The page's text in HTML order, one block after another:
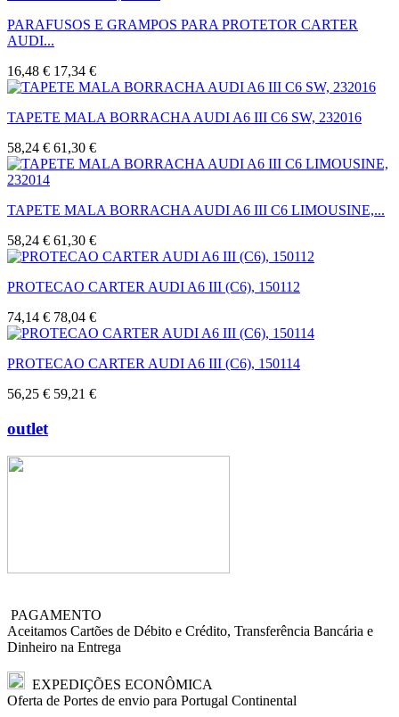
PARAFUSOS E GRAMPOS PARA PROTETOR CARTER
AUDI...
16,48 € 17,34 €
TAPETE MALA BORRACHA AUDI A6 III C6 SW, 232016
58,24 € 61,30 €
TAPETE MALA BORRACHA AUDI A6 III C6 LIMOUSINE,...
58,24 € 61,30 €
PROTECAO CARTER AUDI A6 III (C6), 150112
74,14 € 78,04 €
PROTECAO CARTER AUDI A6 III (C6), 150114
56,25 € 59,21 €
outlet
PAGAMENTO
Aceitamos Cartões de Débito e Crédito, Transferência Bancária e
Dinheiro na Entrega
EXPEDIÇÕES ECONÔMICA
Oferta de Portes de envio para Portugal Continental